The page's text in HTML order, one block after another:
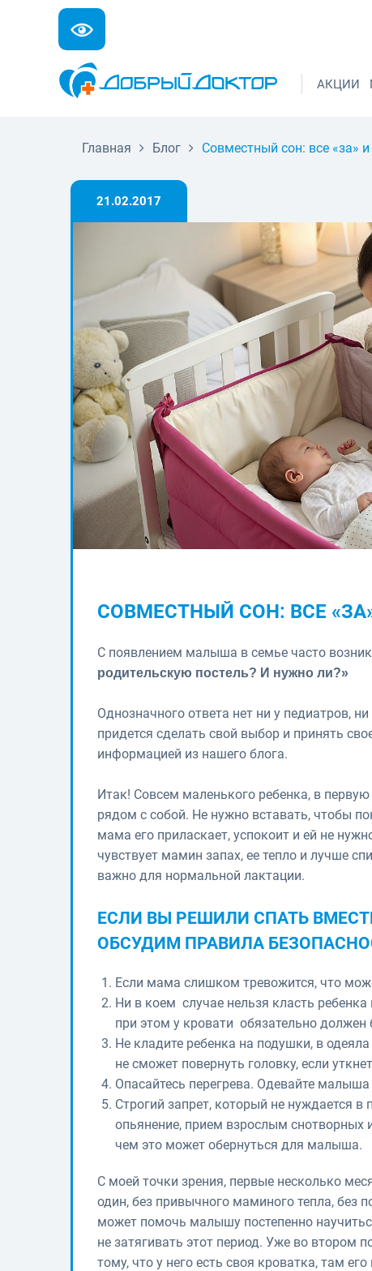
АКЦИИ
Главная Блог Совместный сон: все «за» и
21.02.2017
СОВМЕСТНЫЙ СОН: ВСЕ
С появлением малыша в семье часто
родительскую постель? И нужно ли?»
Однозначного ответа нет ни у педиатров,
придется сделать свой выбор и принять
информацией из нашего блога.
Итак! Совсем маленького ребенка, в
рядом с собой. Не нужно вставать, чтобы
мама его приласкает, успокоит и ей не
чувствует мамин запах, ее тепло и лучше
важно для нормальной лактации.
ЕСЛИ ВЫ РЕШИЛИ СПАТЬ
ОБСУДИМ ПРАВИЛА
Если мама слишком тревожится, что
Ни в коем случае нельзя класть
при этом у кровати обязательно должен
Не кладите ребенка на подушки, в
не сможет повернуть головку, если
Опасайтесь перегрева. Одевайте малыша
Строгий запрет, который не нуждается в
опьянение, прием взрослым
чем это может обернуться для малыша.
С моей точки зрения, первые несколько
один, без привычного маминого тепла, без
может помочь малышу постепенно
не затягивать этот период. Уже во втором
тому, что у него есть своя кроватка, там